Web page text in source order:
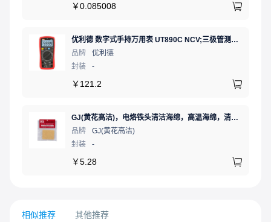
￥0.085008
优利德 数字式手持万用表 UT890C NCV;三极管测试;二极管测试;火线辨别;真有效值;通断测试
品牌
优利德
封装
-
￥ 121.2
GJ(黄花高洁)，电烙铁头清洁海绵，高温海绵，清洁棉，除锡棉，擦锡棉，ST-11A
品牌
GJ(黄花高洁)
封装
-
￥5.28
相似推荐 其他推荐